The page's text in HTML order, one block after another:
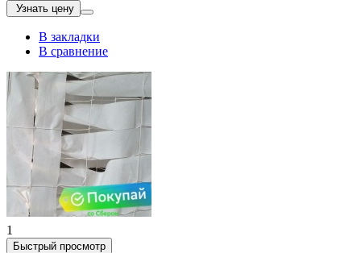
Узнать цену
В закладки
В сравнение
1
Быстрый просмотр